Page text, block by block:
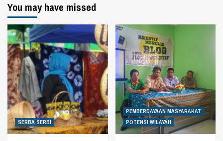
You may have missed
SERBA SERBI
PEMBERDAYAAN MASYARAKAT
POTENSI WILAYAH